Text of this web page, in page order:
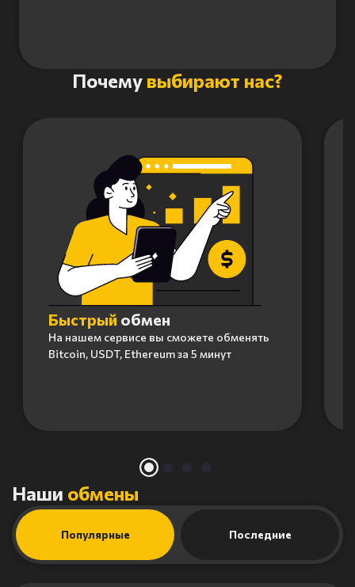
Почему выбирают нас?
Быстрый обмен
На нашем сервисе вы сможете обменять
Bitcoin, USDT, Ethereum за 5 минут
Наши обмены
Популярные Последние